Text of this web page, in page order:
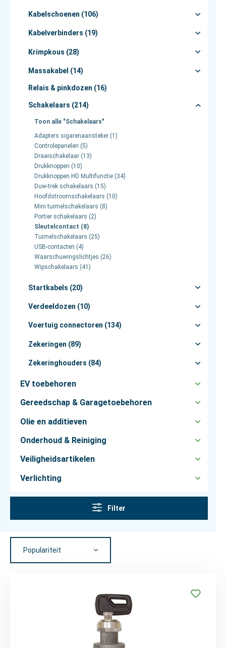
Kabelschoenen (106)
Kabelverbinders (19)
Krimpkous (28)
Massakabel (14)
Relais & pinkdozen (16)
Schakelaars (214)
Toon alle "Schakelaars"
Adapters sigarenaansteker (1)
Controlepanelen (5)
Draaischakelaar (13)
Drukknoppen (10)
Drukknoppen HD Multifunctie (34)
Duw-trek schakelaars (15)
Hoofdstroomschakelaars (10)
Mini tuimelschakelaars (8)
Portier schakelaars (2)
Sleutelcontact (8)
Tuimelschakelaars (25)
USB-contacten (4)
Waarschuwingslichtjes (26)
Wipschakelaars (41)
Startkabels (20)
Verdeeldozen (10)
Voertuig connectoren (134)
Zekeringen (89)
Zekeringhouders (84)
EV toebehoren
Gereedschap & Garagetoebehoren
Olie en additieven
Onderhoud & Reiniging
Veiligheidsartikelen
Verlichting
Filter